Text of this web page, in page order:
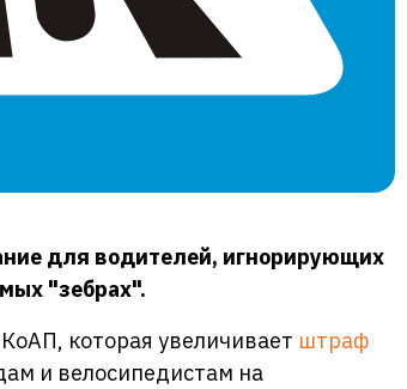
для водителей, игнорирующих
"зебрах".
которая увеличивает штраф
и велосипедистам на